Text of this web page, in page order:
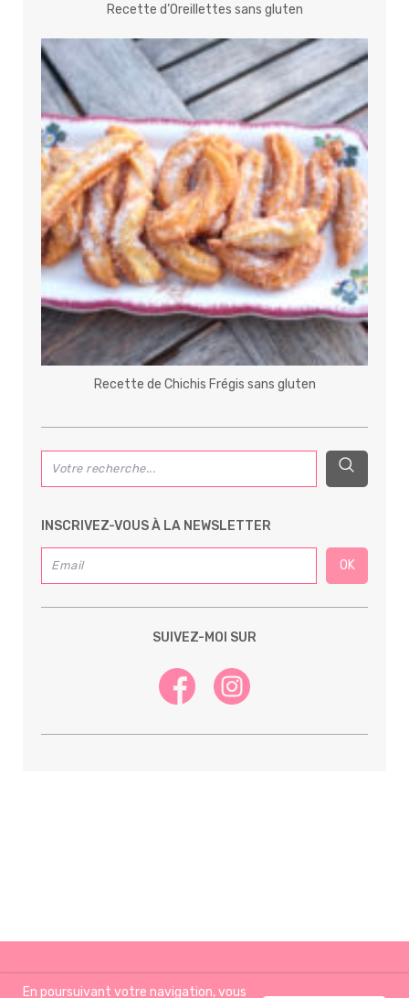
Recette d’Oreillettes sans gluten
Recette de Chichis Frégis sans gluten
INSCRIVEZ-VOUS À LA NEWSLETTER
SUIVEZ-MOI SUR
En poursuivant votre navigation, vous